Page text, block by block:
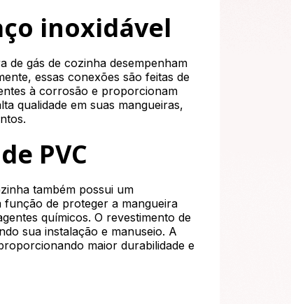
inoxidável
de gás de cozinha desempenham
essas conexões são feitas de
à corrosão e proporcionam
qualidade em suas mangueiras,
PVC
também possui um
função de proteger a mangueira
químicos. O revestimento de
sua instalação e manuseio. A
maior durabilidade e